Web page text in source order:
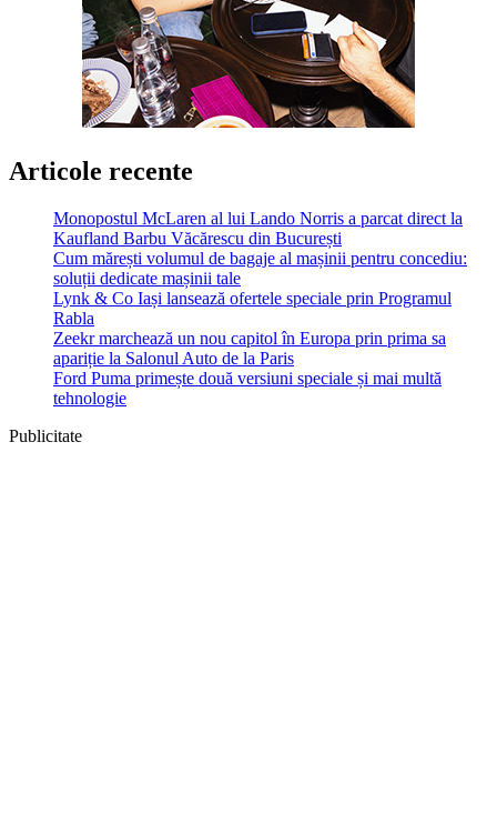
Articole recente
Monopostul McLaren al lui Lando Norris a parcat direct la
Kaufland Barbu Văcărescu din București
Cum mărești volumul de bagaje al mașinii pentru concediu:
soluții dedicate mașinii tale
Lynk & Co Iași lansează ofertele speciale prin Programul
Rabla
Zeekr marchează un nou capitol în Europa prin prima sa
apariție la Salonul Auto de la Paris
Ford Puma primește două versiuni speciale și mai multă
tehnologie
Publicitate